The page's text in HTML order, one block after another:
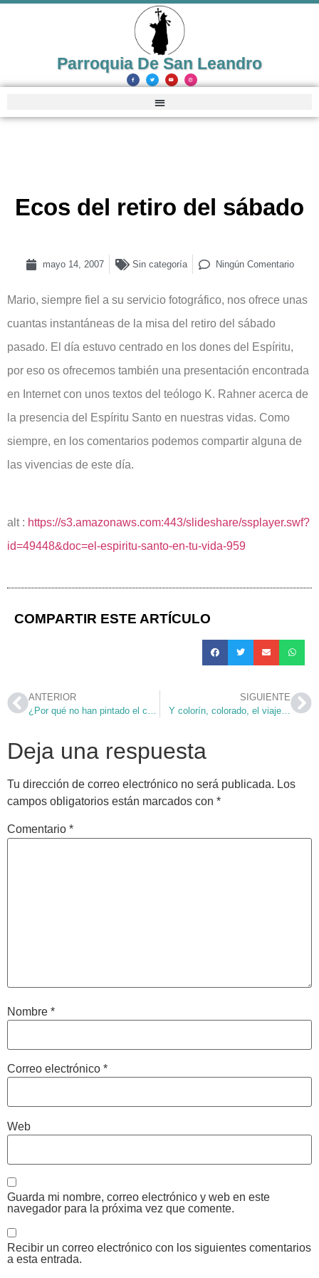
Parroquia De San Leandro
Ecos del retiro del sábado
mayo 14, 2007 Sin categoría Ningún Comentario
Mario, siempre fiel a su servicio fotográfico, nos ofrece unas
cuantas instantáneas de la misa del retiro del sábado
pasado. El día estuvo centrado en los dones del Espíritu,
por eso os ofrecemos también una presentación encontrada
en Internet con unos textos del teólogo K. Rahner acerca de
la presencia del Espíritu Santo en nuestras vidas. Como
siempre, en los comentarios podemos compartir alguna de
las vivencias de este día.
alt : https://s3.amazonaws.com:443/slideshare/ssplayer.swf?
id=49448&doc=el-espiritu-santo-en-tu-vida-959
COMPARTIR ESTE ARTÍCULO
ANTERIOR
¿Por qué no han pintado el cartel de la Misión Joven?
SIGUIENTE
Y colorín, colorado, el viaje…
Deja una respuesta
Tu dirección de correo electrónico no será publicada. Los
campos obligatorios están marcados con *
Comentario *
Nombre *
Correo electrónico *
Web
Guarda mi nombre, correo electrónico y web en este
navegador para la próxima vez que comente.
Recibir un correo electrónico con los siguientes comentarios
a esta entrada.